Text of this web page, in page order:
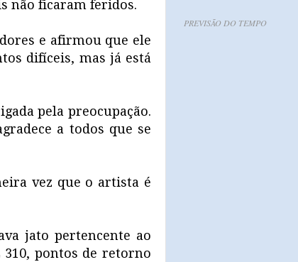
não ficaram feridos.
e afirmou que ele
difíceis, mas já está
pela preocupação.
a todos que se
vez que o artista é
jato pertencente ao
pontos de retorno
PREVISÃO DO TEMPO